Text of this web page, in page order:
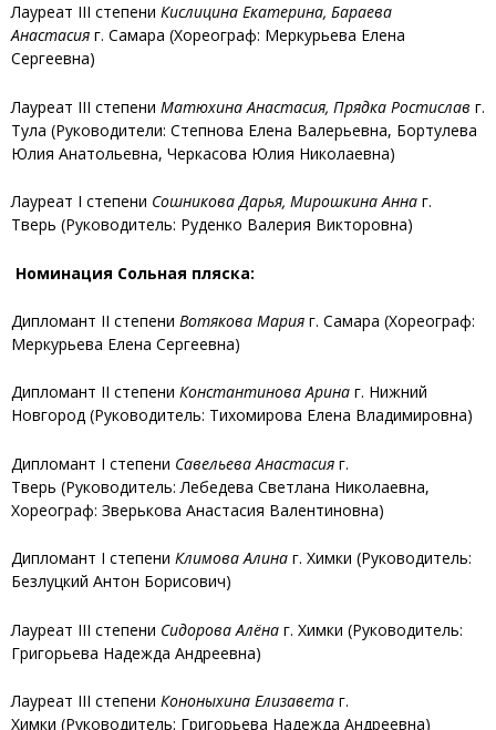
Лауреат III степени Кислицина Екатерина, Бараева
Анастасия г. Самара (Хореограф: Меркурьева Елена
Сергеевна)
Лауреат III степени Матюхина Анастасия, Прядка Ростислав г.
Тула (Руководители: Степнова Елена Валерьевна, Бортулева
Юлия Анатольевна, Черкасова Юлия Николаевна)
Лауреат I степени Сошникова Дарья, Мирошкина Анна г.
Тверь (Руководитель: Руденко Валерия Викторовна)
Номинация Сольная пляска:
Дипломант II степени Вотякова Мария г. Самара (Хореограф:
Меркурьева Елена Сергеевна)
Дипломант II степени Константинова Арина г. Нижний
Новгород (Руководитель: Тихомирова Елена Владимировна)
Дипломант I степени Савельева Анастасия г.
Тверь (Руководитель: Лебедева Светлана Николаевна,
Хореограф: Зверькова Анастасия Валентиновна)
Дипломант I степени Климова Алина г. Химки (Руководитель:
Безлуцкий Антон Борисович)
Лауреат III степени Сидорова Алёна г. Химки (Руководитель:
Григорьева Надежда Андреевна)
Лауреат III степени Кононыхина Елизавета г.
Химки (Руководитель: Григорьева Надежда Андреевна)